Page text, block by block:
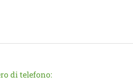
di telefono: